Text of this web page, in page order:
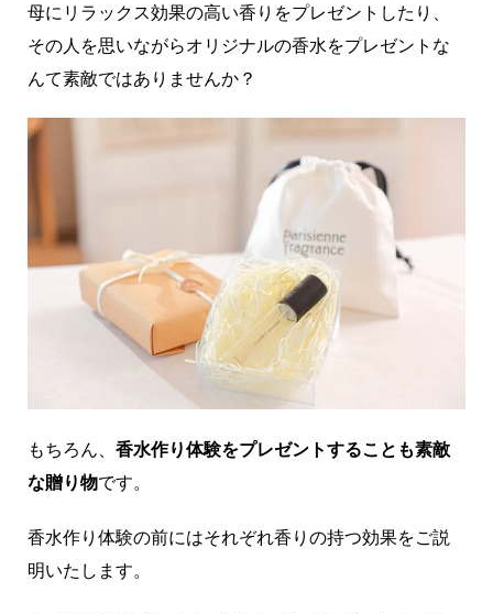
母にリラックス効果の高い香りをプレゼントしたり、
その人を思いながらオリジナルの香水をプレゼントな
んて素敵ではありませんか？
もちろん、 香水作り体験をプレゼントすることも素敵
な贈り物です。
香水作り体験の前にはそれぞれ香りの持つ効果をご説
明いたします。